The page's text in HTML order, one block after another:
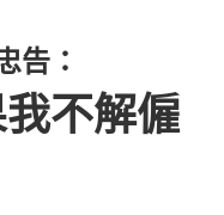
告：
我不解僱